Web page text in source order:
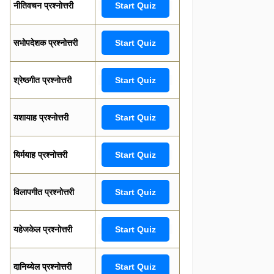
नीतिवचन प्रश्नोत्तरी Start Quiz
सभोपदेशक प्रश्नोत्तरी Start Quiz
श्रेष्ठगीत प्रश्नोत्तरी Start Quiz
यशायाह प्रश्नोत्तरी Start Quiz
यिर्मयाह प्रश्नोत्तरी Start Quiz
विलापगीत प्रश्नोत्तरी Start Quiz
यहेजकेल प्रश्नोत्तरी Start Quiz
दानिय्येल प्रश्नोत्तरी Start Quiz